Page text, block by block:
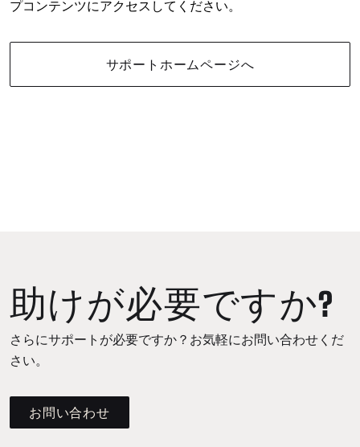
プコンテンツにアクセスしてください。
サポートホームページへ
助けが必要ですか?
さらにサポートが必要ですか？お気軽にお問い合わせくだ
さい。
お問い合わせ